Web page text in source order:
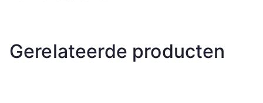
Gerelateerde producten